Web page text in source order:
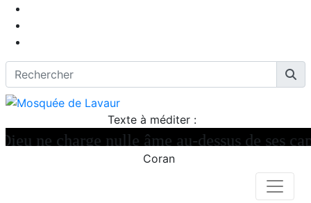
Texte à méditer :
ne charge nulle âme au-dessus de ses
Coran